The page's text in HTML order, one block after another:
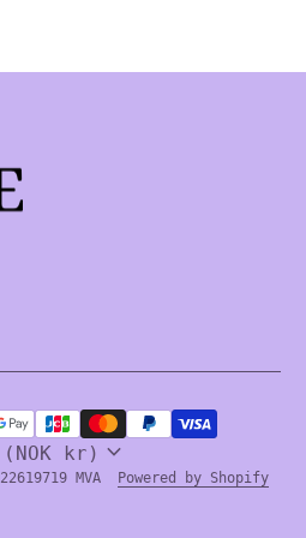
kr) expand_more
MVA Powered by Shopify(link
(link